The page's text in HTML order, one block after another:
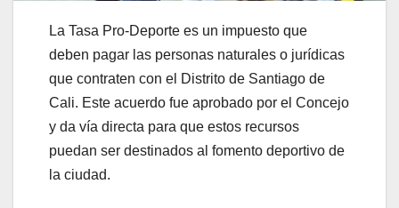
La Tasa Pro-Deporte es un impuesto que
deben pagar las personas naturales o jurídicas
que contraten con el Distrito de Santiago de
Cali. Este acuerdo fue aprobado por el Concejo
y da vía directa para que estos recursos
puedan ser destinados al fomento deportivo de
la ciudad.